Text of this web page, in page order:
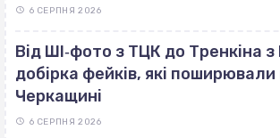
6 СЕРПНЯ 2026
Від ШІ‐фото з ТЦК до Тренкіна
добірка фейків, які поширювали
Черкащині
6 СЕРПНЯ 2026